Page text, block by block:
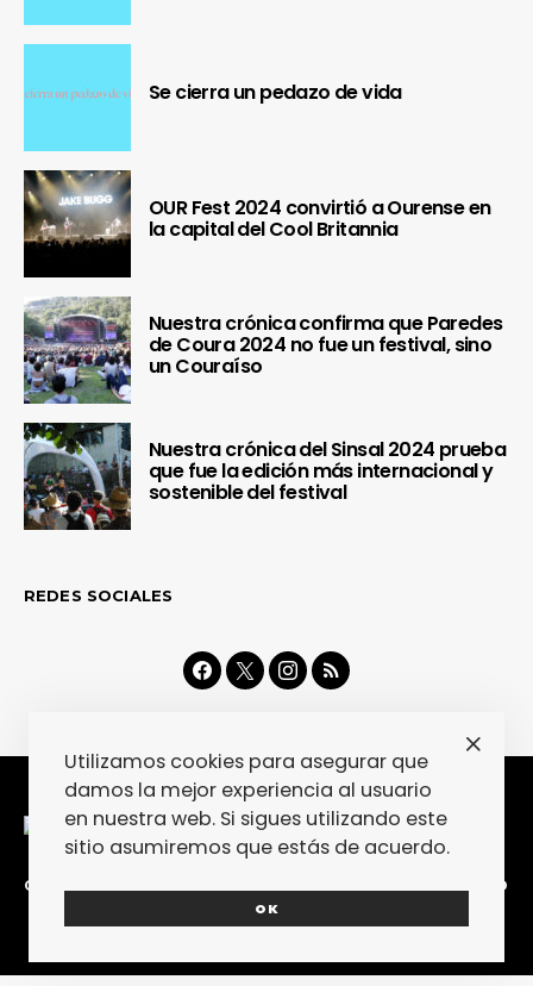
Se cierra un pedazo de vida
OUR Fest 2024 convirtió a Ourense en
la capital del Cool Britannia
Nuestra crónica confirma que Paredes
de Coura 2024 no fue un festival, sino
un Couraíso
Nuestra crónica del Sinsal 2024 prueba
que fue la edición más internacional y
sostenible del festival
REDES SOCIALES
CONTACTA COLABORA POLÍTICA DE PRIVACIDAD
Utilizamos cookies para asegurar que
damos la mejor experiencia al usuario
en nuestra web. Si sigues utilizando este
sitio asumiremos que estás de acuerdo.
OK